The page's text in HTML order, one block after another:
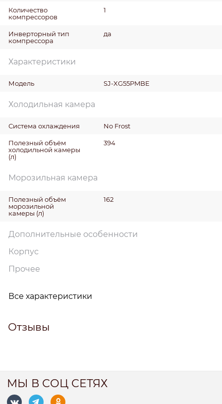
Количество
компрессоров
1
Инверторный тип
компрессора
да
Характеристики
Модель SJ-XG55PMBE
Холодильная камера
Система охлаждения No Frost
Полезный объём
холодильной камеры
(л)
394
Морозильная камера
Полезный объём
морозильной
камеры (л)
162
Дополнительные особенности
Корпус
Прочее
Все характеристики
Отзывы
МЫ В СОЦ СЕТЯХ